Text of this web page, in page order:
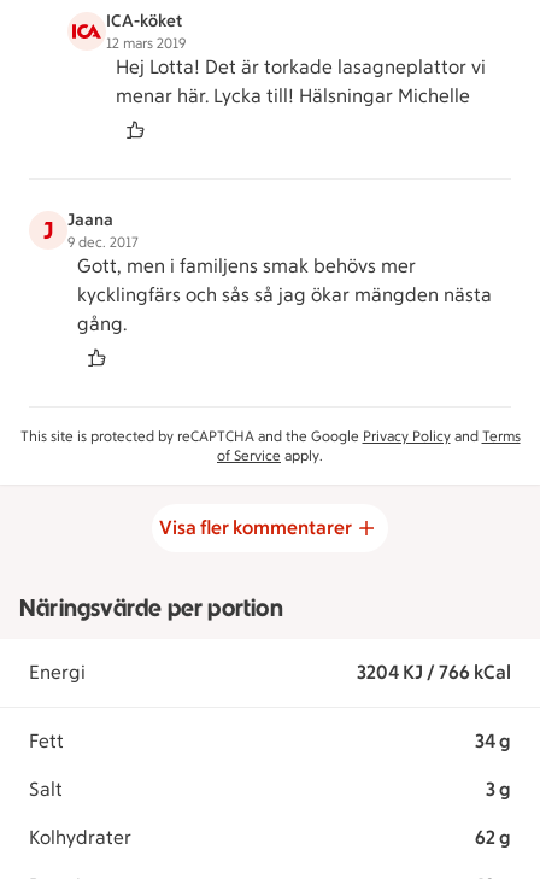
ICA-köket
12 mars 2019
Hej Lotta! Det är torkade lasagneplattor vi
menar här. Lycka till! Hälsningar Michelle
J Jaana
9 dec. 2017
Gott, men i familjens smak behövs mer
kycklingfärs och sås så jag ökar mängden nästa
gång.
This site is protected by reCAPTCHA and the Google Privacy Policyand Terms
of Service apply.
Visa fler kommentarer
Näringsvärde per portion
Energi 3204 KJ / 766 kCal
Fett 34 g
Salt 3 g
Kolhydrater 62 g